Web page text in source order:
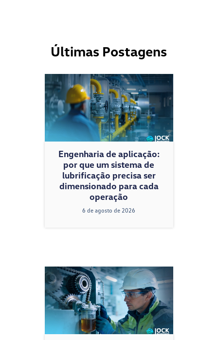
Últimas Postagens
Engenharia de aplicação:
por que um sistema de
lubrificação precisa ser
dimensionado para cada
operação
6 de agosto de 2026